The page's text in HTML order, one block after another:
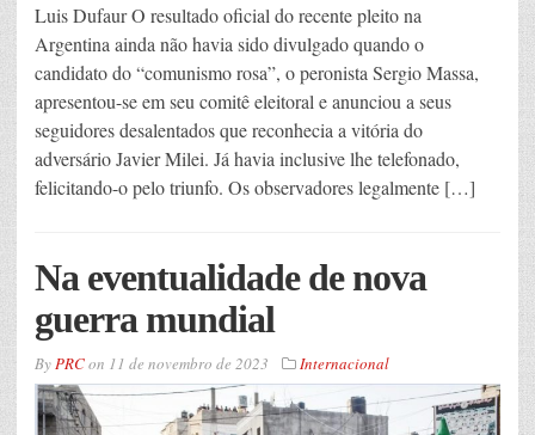
Luis Dufaur O resultado oficial do recente pleito na
Argentina ainda não havia sido divulgado quando o
candidato do “comunismo rosa”, o peronista Sergio Massa,
apresentou-se em seu comitê eleitoral e anunciou a seus
seguidores desalentados que reconhecia a vitória do
adversário Javier Milei. Já havia inclusive lhe telefonado,
felicitando-o pelo triunfo. Os observadores legalmente […]
Na eventualidade de nova
guerra mundial
ByPRCon 11 de novembro de 2023 Internacional